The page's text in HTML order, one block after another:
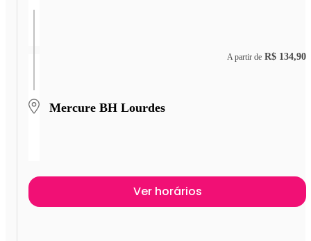
Mercure BH Lourdes
A partir de R$ 134,90
Ver horários